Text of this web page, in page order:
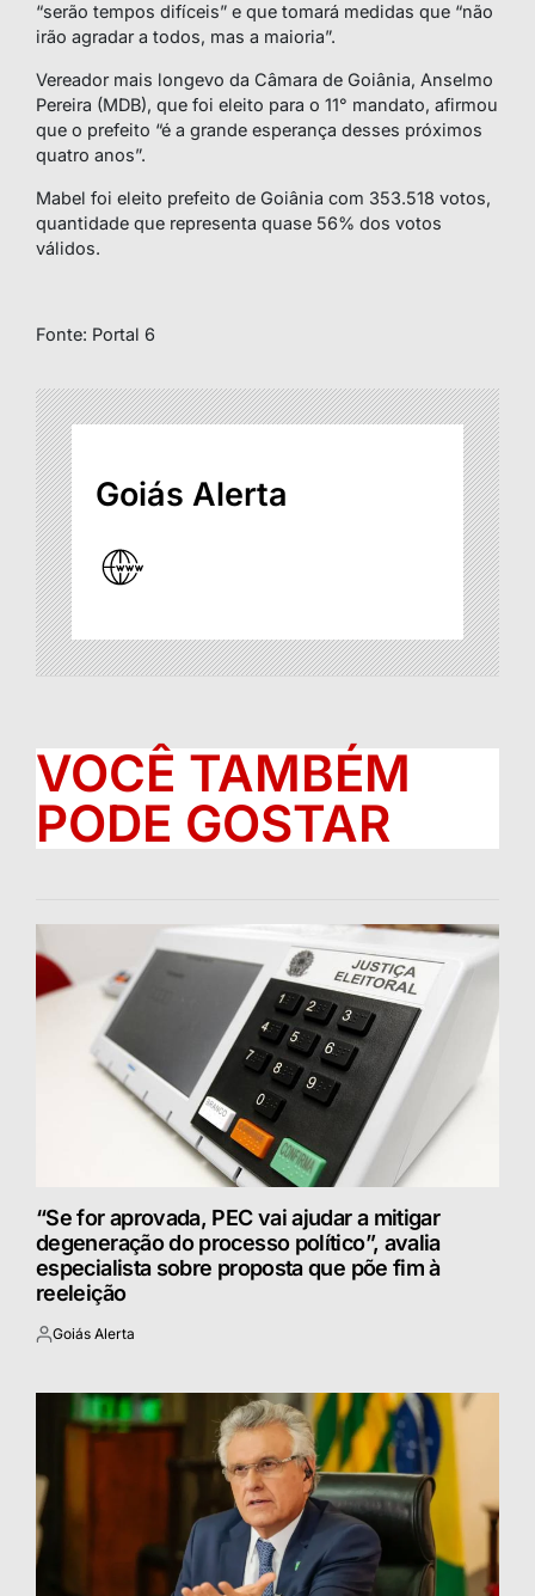
“serão tempos difíceis” e que tomará medidas que “não
irão agradar a todos, mas a maioria”.
Vereador mais longevo da Câmara de Goiânia, Anselmo
Pereira (MDB), que foi eleito para o 11° mandato, afirmou
que o prefeito “é a grande esperança desses próximos
quatro anos”.
Mabel foi eleito prefeito de Goiânia com 353.518 votos,
quantidade que representa quase 56% dos votos
válidos.
Fonte: Portal 6
Goiás Alerta
VOCÊ TAMBÉM
PODE GOSTAR
“Se for aprovada, PEC vai ajudar a mitigar
degeneração do processo político”, avalia
especialista sobre proposta que põe fim à
reeleição
Postado
Goiás Alerta